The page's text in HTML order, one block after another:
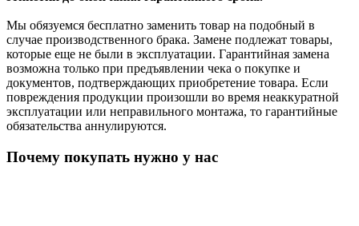
Мы обязуемся бесплатно заменить товар на подобный в
случае производственного брака. Замене подлежат товары,
которые еще не были в эксплуатации. Гарантийная замена
возможна только при предъявлении чека о покупке и
документов, подтверждающих приобретение товара. Если
повреждения продукции произошли во время неаккуратной
эксплуатации или неправильного монтажа, то гарантийные
обязательства аннулируются.
Почему покупать нужно у нас